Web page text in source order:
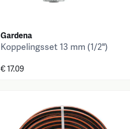
Gardena
Koppelingsset 13 mm (1/2")
€ 17.09